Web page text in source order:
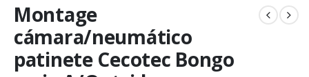
Montage
cámara/neumático
patinete Cecotec Bongo